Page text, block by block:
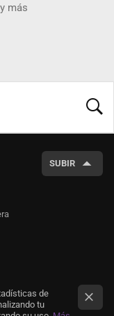
más
SUBIR
de
tu